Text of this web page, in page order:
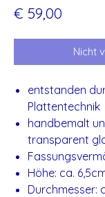
€ 59,00
Nicht
entstanden
Plattentechnik
handbemalt
transparent
Höhe: ca.
Durchmesser: